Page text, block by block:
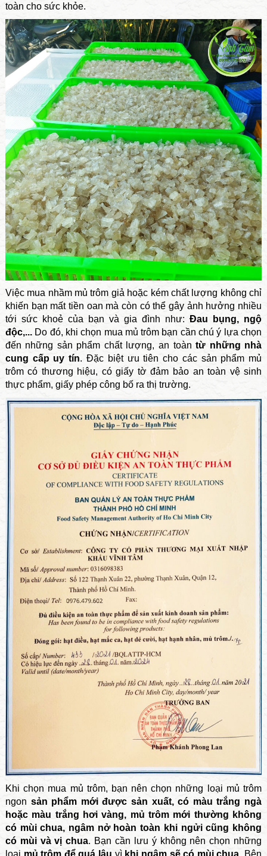
toàn cho sức khỏe.
Việc mua nhầm mủ trôm giả hoặc kém chất lượng không chỉ
khiến bạn mất tiền oan mà còn có thể gây ảnh hưởng nhiều
tới sức khoẻ của bạn và gia đình như:Đau bụng, ngộ
độc,...Do đó, khi chọn mua mủ trôm bạn cần chú ý lựa chọn
đến những sản phẩm chất lượng, an toàntừ những nhà
cung cấp uy tín. Đặc biệt ưu tiên cho các sản phẩm mủ
trôm có thương hiệu, có giấy tờ đảm bảo an toàn vệ sinh
thực phẩm, giấy phép công bố ra thị trường.
Khi chọn mua mủ trôm, bạn nên chọn những loại mủ trôm
ngon sản phẩm mới được sản xuất, có màu trắng ngà
hoặc màu trắng hơi vàng, mủ trôm mới thường không
có mùi chua, ngâm nở hoàn toàn khi ngửi cũng không
có mùi và vị chua. Bạn cần lưu ý không nên chọn những
loại mủ trôm để quá lâu vì khi ngâm sẽ có mùi chua . Bên